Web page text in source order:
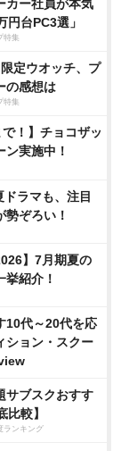
カー社員が本気
円台PC3選」
特集
限定ウオッチ、プ
の感想は
特集
で！】チョコザッ
ン実施中！
ラマも、注目
勢ぞろい！
】7月期夏の
挙紹介！
10代～20代を応
ション・スクー
サブスクおすす
比較】
ランキング